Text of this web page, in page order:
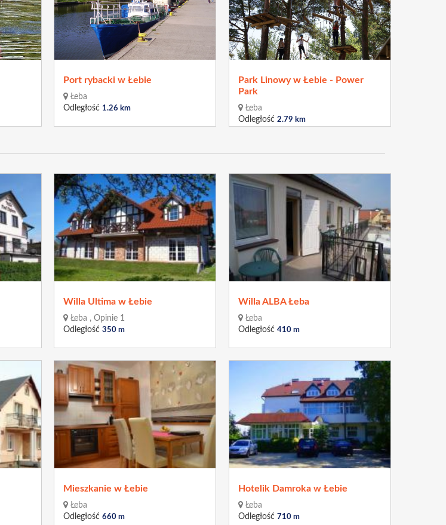
Port rybacki w Łebie
Łeba
Odległość 1.26 km
Park Linowy w Łebie - Power
Park
Łeba
Odległość 2.79 km
Willa Ultima w Łebie
Łeba , Opinie 1
Odległość 350 m
Willa ALBA Łeba
Łeba
Odległość 410 m
Mieszkanie w Łebie
Łeba
Odległość 660 m
Hotelik Damroka w Łebie
Łeba
Odległość 710 m